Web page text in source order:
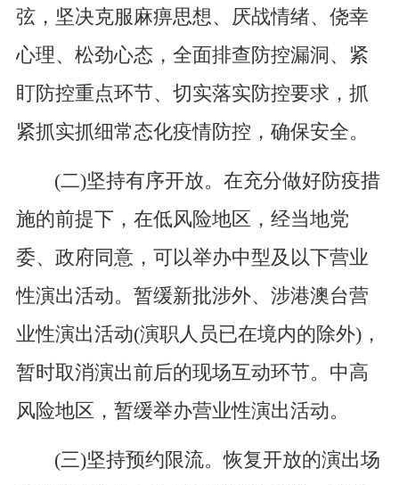
弦，坚决克服麻痹思想、厌战情绪、侥幸
心理、松劲心态，全面排查防控漏洞、紧
盯防控重点环节、切实落实防控要求，抓
紧抓实抓细常态化疫情防控，确保安全。
(二)坚持有序开放。在充分做好防疫措
施的前提下，在低风险地区，经当地党
委、政府同意，可以举办中型及以下营业
性演出活动。暂缓新批涉外、涉港澳台营
业性演出活动(演职人员已在境内的除外)，
暂时取消演出前后的现场互动环节。中高
风险地区，暂缓举办营业性演出活动。
(三)坚持预约限流。恢复开放的演出场